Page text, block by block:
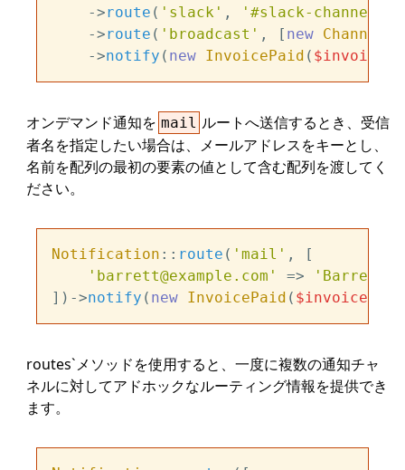
    ->
route ( 'slack' , '#slack-channel'
    ->
route ( 'broadcast' , [ new Channel
    ->
notify ( new InvoicePaid ( $invoice
オンデマンド通知を mail ルートへ送信するとき、受信
者名を指定したい場合は、メールアドレスをキーとし、
名前を配列の最初の要素の値として含む配列を渡してく
ださい。
Notification :: route ( 'mail' , [
'barrett@example.com'
=>
'Barrett
])->notify ( new InvoicePaid ( $invoice
routes`メソッドを使用すると、一度に複数の通知チャ
ネルに対してアドホックなルーティング情報を提供でき
ます。